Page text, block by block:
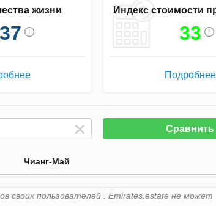
жизни Индекс стоимости
33
Подробнее
Сравнить
Чианг-Май
своих пользователей . Emirates.estate не может